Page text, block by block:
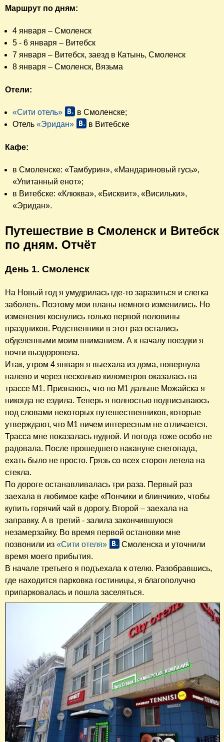
Маршрут по дням:
4 января – Смоленск
5 - 6 января – Витебск
7 января – Витебск, заезд в Катынь, Смоленск
8 января – Смоленск, Вязьма
Отели:
«Сити отель»
в Смоленске;
Отель «Эридан» в Витебске
Кафе:
в Смоленске: «Тамбурин», «Мандариновый гусь»,
«Упитанный енот»;
в Витебске: «Клюква», «Бисквит», «Висильки»,
«Эридан».
Путешествие в Смоленск и Витебск
по дням. Отчёт
День 1. Смоленск
На Новый год я умудрилась где-то заразиться и слегка
заболеть. Поэтому мои планы немного изменились. Но
изменения коснулись только первой половины
праздников. Родственники в этот раз остались
обделенными моим вниманием. А к началу поездки я
почти выздоровела.
Итак, утром 4 января я выехала из дома, повернула
налево и через несколько километров оказалась на
трассе М1. Признаюсь, что по М1 дальше Можайска я
никогда не ездила. Теперь я полностью подписываюсь
под словами некоторых путешественников, которые
утверждают, что М1 ничем интересным не отличается.
Трасса мне показалась нудной. И погода тоже особо не
радовала. После прошедшего накануне снегопада,
ехать было не просто. Грязь со всех сторон летела на
стекла.
По дороге останавливалась три раза. Первый раз
заехала в любимое кафе «Пончики и блинчики», чтобы
купить горячий чай в дорогу. Второй – заехала на
заправку. А в третий - залила закончившуюся
незамерзайку. Во время первой остановки мне
позвонили из «Сити отеля»
Смоленска и уточнили
время моего прибытия.
В начале третьего я подъехала к отелю. Разобравшись,
где находится парковка гостиницы, я благополучно
припарковалась и пошла заселяться.